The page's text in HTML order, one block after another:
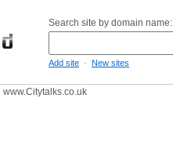
Search site by domain name:
Add site - New sites
www.Citytalks.co.uk